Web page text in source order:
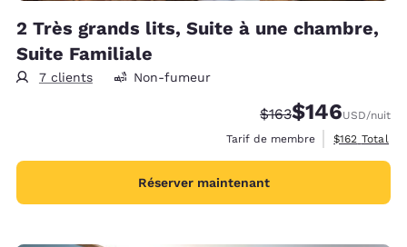
2 Très grands lits, Suite à une chambre,
Suite Familiale
7 clients Non-fumeur
Tarif barré :
$163Tarif réduit :
$146USD/nuit
Tarif de membre
Afficher les
$162 Total
Réserver maintenant